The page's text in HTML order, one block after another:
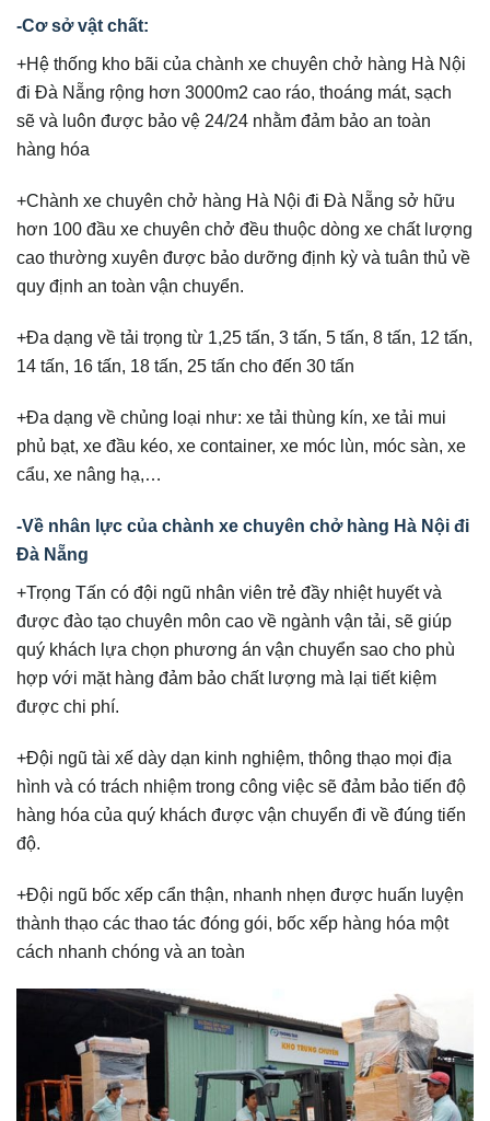
-Cơ sở vật chất:
+Hệ thống kho bãi của chành xe chuyên chở hàng Hà Nội
đi Đà Nẵng rộng hơn 3000m2 cao ráo, thoáng mát, sạch
sẽ và luôn được bảo vệ 24/24 nhằm đảm bảo an toàn
hàng hóa
+Chành xe chuyên chở hàng Hà Nội đi Đà Nẵng sở hữu
hơn 100 đầu xe chuyên chở đều thuộc dòng xe chất lượng
cao thường xuyên được bảo dưỡng định kỳ và tuân thủ về
quy định an toàn vận chuyển.
+Đa dạng về tải trọng từ 1,25 tấn, 3 tấn, 5 tấn, 8 tấn, 12 tấn,
14 tấn, 16 tấn, 18 tấn, 25 tấn cho đến 30 tấn
+Đa dạng về chủng loại như: xe tải thùng kín, xe tải mui
phủ bạt, xe đầu kéo, xe container, xe móc lùn, móc sàn, xe
cẩu, xe nâng hạ,…
-Về nhân lực của chành xe chuyên chở hàng Hà Nội đi
Đà Nẵng
+Trọng Tấn có đội ngũ nhân viên trẻ đầy nhiệt huyết và
được đào tạo chuyên môn cao về ngành vận tải, sẽ giúp
quý khách lựa chọn phương án vận chuyển sao cho phù
hợp với mặt hàng đảm bảo chất lượng mà lại tiết kiệm
được chi phí.
+Đội ngũ tài xế dày dạn kinh nghiệm, thông thạo mọi địa
hình và có trách nhiệm trong công việc sẽ đảm bảo tiến độ
hàng hóa của quý khách được vận chuyển đi về đúng tiến
độ.
+Đội ngũ bốc xếp cẩn thận, nhanh nhẹn được huấn luyện
thành thạo các thao tác đóng gói, bốc xếp hàng hóa một
cách nhanh chóng và an toàn